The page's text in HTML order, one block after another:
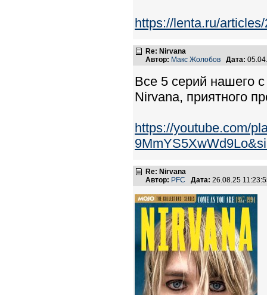
https://lenta.ru/
Re: Nirvana
Автор: Макс Жолобов Дата:
Все 5 серий нашего
Nirvana, приятного
https://youtube.com/
Re: Nirvana
Автор: PFC Дата: 26.08.25